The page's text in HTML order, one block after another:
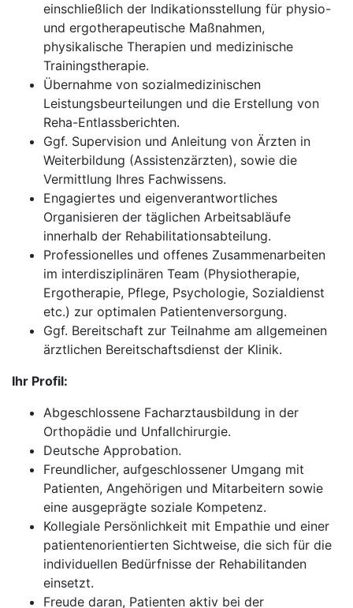
einschließlich der Indikationsstellung für physio-
und ergotherapeutische Maßnahmen,
physikalische Therapien und medizinische
Trainingstherapie.
Übernahme von sozialmedizinischen
Leistungsbeurteilungen und die Erstellung von
Reha-Entlassberichten.
Ggf. Supervision und Anleitung von Ärzten in
Weiterbildung (Assistenzärzten), sowie die
Vermittlung Ihres Fachwissens.
Engagiertes und eigenverantwortliches
Organisieren der täglichen Arbeitsabläufe
innerhalb der Rehabilitationsabteilung.
Professionelles und offenes Zusammenarbeiten
im interdisziplinären Team (Physiotherapie,
Ergotherapie, Pflege, Psychologie, Sozialdienst
etc.) zur optimalen Patientenversorgung.
Ggf. Bereitschaft zur Teilnahme am allgemeinen
ärztlichen Bereitschaftsdienst der Klinik.
Ihr Profil:
Abgeschlossene Facharztausbildung in der
Orthopädie und Unfallchirurgie.
Deutsche Approbation.
Freundlicher, aufgeschlossener Umgang mit
Patienten, Angehörigen und Mitarbeitern sowie
eine ausgeprägte soziale Kompetenz.
Kollegiale Persönlichkeit mit Empathie und einer
patientenorientierten Sichtweise, die sich für die
individuellen Bedürfnisse der Rehabilitanden
einsetzt.
Freude daran, Patienten aktiv bei der